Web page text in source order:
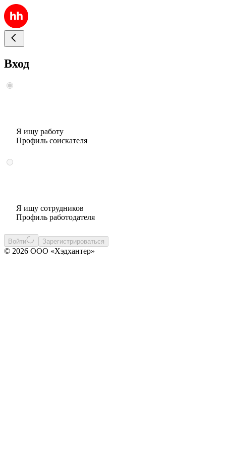
Вход
Я ищу работу
Профиль соискателя
Я ищу сотрудников
Профиль работодателя
Войти Зарегистрироваться
© 2026 ООО «Хэдхантер»